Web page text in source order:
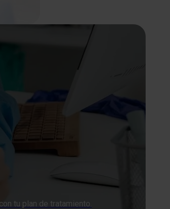
tu plan de tratamiento.